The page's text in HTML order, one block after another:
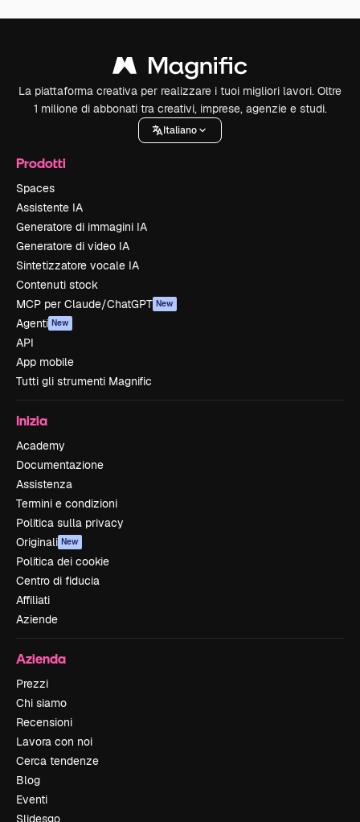
La piattaforma creativa per realizzare i tuoi migliori lavori. Oltre
1 milione di abbonati tra creativi, imprese, agenzie e studi.
Italiano
Prodotti
Spaces
Assistente IA
Generatore di immagini IA
Generatore di video IA
Sintetizzatore vocale IA
Contenuti stock
MCP per Claude/ChatGPT New
Agenti New
API
App mobile
Tutti gli strumenti Magnific
Inizia
Academy
Documentazione
Assistenza
Termini e condizioni
Politica sulla privacy
Originali New
Politica dei cookie
Centro di fiducia
Affiliati
Aziende
Azienda
Prezzi
Chi siamo
Recensioni
Lavora con noi
Cerca tendenze
Blog
Eventi
Slidesgo